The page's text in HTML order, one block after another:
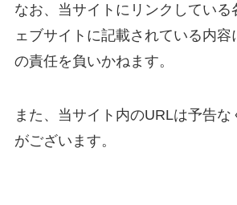
なお、当サイトにリンクしている
ェブサイトに記載されている内容
の責任を負いかねます。
また、当サイト内のURLは予告な
がございます。